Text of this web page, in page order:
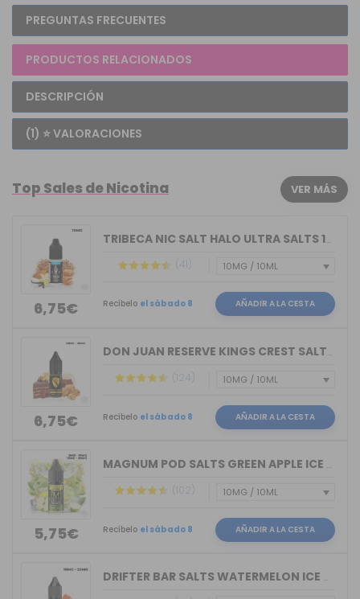
PREGUNTAS FRECUENTES
PRODUCTOS RELACIONADOS
DESCRIPCIÓN
(1) ⭐ VALORACIONES
Top Sales de Nicotina VER MÁS
6,75€
TRIBECA NIC SALT HALO ULTRA SALTS 10M...
(41)
Recíbelo el sábado 8 AÑADIR A LA CESTA
6,75€
DON JUAN RESERVE KINGS CREST SALTS 10ML
(124)
Recíbelo el sábado 8 AÑADIR A LA CESTA
5,75€
MAGNUM POD SALTS GREEN APPLE ICE 10ML
(102)
Recíbelo el sábado 8 AÑADIR A LA CESTA
DRIFTER BAR SALTS WATERMELON ICE JUIC...